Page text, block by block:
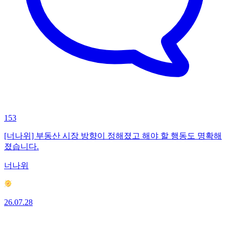
153
[너나위] 부동산 시장 방향이 정해졌고 해야 할 행동도 명확해
졌습니다.
너나위
26.07.28